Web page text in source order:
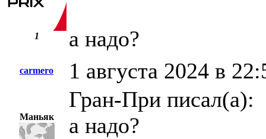
1 а надо?
carmero 1 августа 2024 в
Маньяк
Гран-При писал(а):
а надо?